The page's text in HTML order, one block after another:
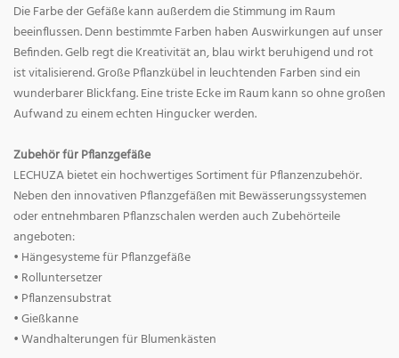
Die Farbe der Gefäße kann außerdem die Stimmung im Raum
beeinflussen. Denn bestimmte Farben haben Auswirkungen auf unser
Befinden. Gelb regt die Kreativität an, blau wirkt beruhigend und rot
ist vitalisierend. Große Pflanzkübel in leuchtenden Farben sind ein
wunderbarer Blickfang. Eine triste Ecke im Raum kann so ohne großen
Aufwand zu einem echten Hingucker werden.
Zubehör für Pflanzgefäße
LECHUZA bietet ein hochwertiges Sortiment für Pflanzenzubehör.
Neben den innovativen Pflanzgefäßen mit Bewässerungssystemen
oder entnehmbaren Pflanzschalen werden auch Zubehörteile
angeboten:
• Hängesysteme für Pflanzgefäße
• Rolluntersetzer
• Pflanzensubstrat
• Gießkanne
• Wandhalterungen für Blumenkästen